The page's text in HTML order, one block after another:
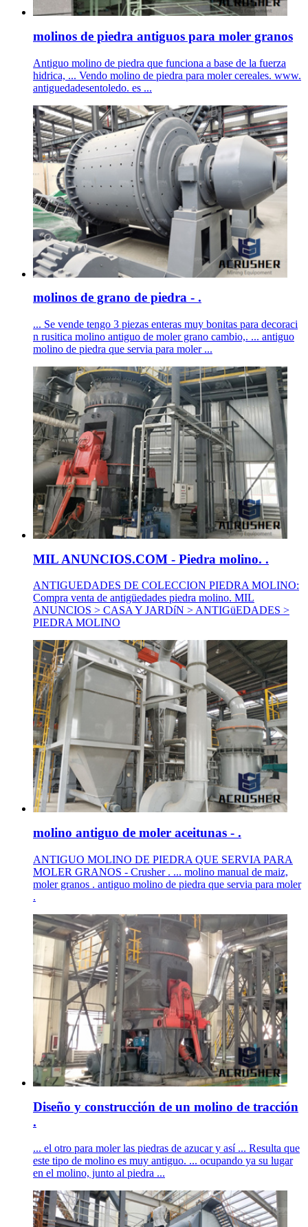
molinos de piedra antiguos para moler granos
Antiguo molino de piedra que funciona a base de la fuerza
hidrica, ... Vendo molino de piedra para moler cereales. www.
antiguedadesentoledo. es ...
molinos de grano de piedra - .
... Se vende tengo 3 piezas enteras muy bonitas para decoraci
n rusitica molino antiguo de moler grano cambio,. ... antiguo
molino de piedra que servia para moler ...
MIL ANUNCIOS.COM - Piedra molino. .
ANTIGUEDADES DE COLECCION PIEDRA MOLINO:
Compra venta de antigüedades piedra molino. MIL
ANUNCIOS > CASA Y JARDíN > ANTIGüEDADES >
PIEDRA MOLINO
molino antiguo de moler aceitunas - .
ANTIGUO MOLINO DE PIEDRA QUE SERVIA PARA
MOLER GRANOS - Crusher . ... molino manual de maiz,
moler granos . antiguo molino de piedra que servia para moler
.
Diseño y construcción de un molino de tracción
.
... el otro para moler las piedras de azucar y así ... Resulta que
este tipo de molino es muy antiguo. ... ocupando ya su lugar
en el molino, junto al piedra ...